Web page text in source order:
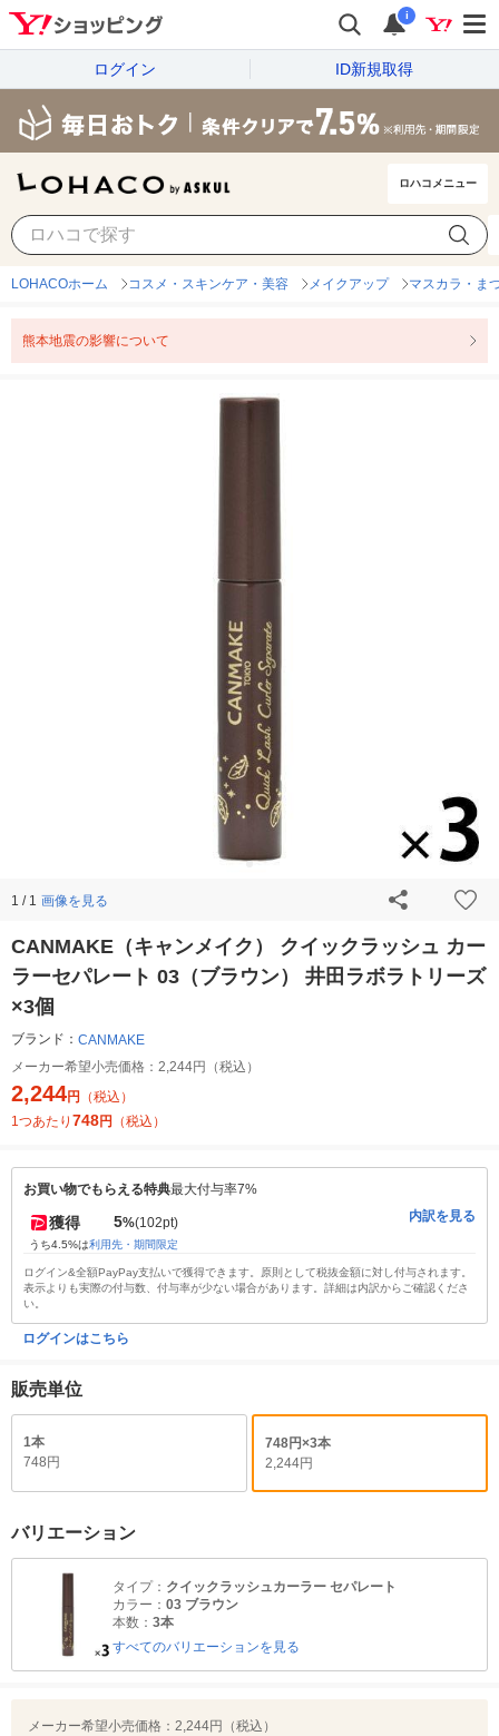
i
ログイン ID新規取得
ロハコメニュー
LOHACOホーム コスメ・スキンケア・美容 メイクアップ マスカラ・ま
熊本地震の影響について
1 / 1 画像を見る
CANMAKE（キャンメイク） クイックラッシュ カー
ラーセパレート 03（ブラウン） 井田ラボラトリーズ
×3個
ブランド： CANMAKE
メーカー希望小売価格： 2,244円（税込）
2,244円
（税込）
1つあたり 748円 （税込）
お買い物でもらえる特典最大付与率7%
獲得 5%(102pt)
うち4.5%は利用先・期間限定
内訳を見る
ログイン&全額PayPay支払いで獲得できます。原則として税抜金額に対し付与されます。
表示よりも実際の付与数、付与率が少ない場合があります。詳細は内訳からご確認くださ
い。
ログインはこちら
販売単位
1本
748円
748円×3本
2,244円
バリエーション
タイプ： クイックラッシュカーラー セパレート
カラー： 03 ブラウン
本数： 3本
すべてのバリエーションを見る
メーカー希望小売価格： 2,244円（税込）